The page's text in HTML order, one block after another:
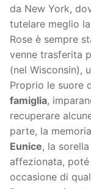
da New York,
tutelare meglio
Rose è sempre
venne trasferita
(nel Wisconsin),
Proprio le suore
famiglia,
recuperare
parte, la
Eunice, la
affezionata,
occasione di